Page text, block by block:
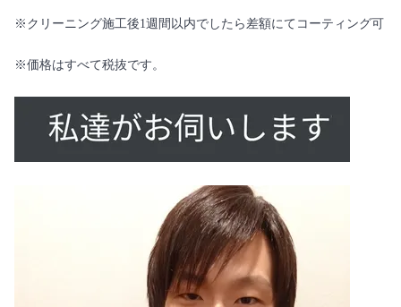
※クリーニング施工後1週間以内でしたら差額にてコーティング可
※価格はすべて税抜です。